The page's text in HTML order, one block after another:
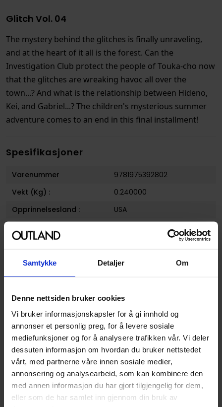
Samtykke Detaljer Om
Denne nettsiden bruker cookies
Vi bruker informasjonskapsler for å gi innhold og
annonser et personlig preg, for å levere sosiale
mediefunksjoner og for å analysere trafikken vår. Vi deler
dessuten informasjon om hvordan du bruker nettstedet
vårt, med partnerne våre innen sosiale medier,
annonsering og analysearbeid, som kan kombinere den
med annen informasjon du har gjort tilgjengelig for dem,
eller som de har samlet inn gjennom din bruk av
Glitch Vol. 04
The mystery behind the glitches is finally unraveling,
and at the heart of it all is the forest. Can the
Investigation Club protect the people of Touka-cho now
that the glitches are wreaking havoc all over the
town...? And what is the relationship between Hideno,
Kei, and Gabriel...? The children's mysterious summer
adventure comes to an end in this final installment!
Spesifikasjoner
Varenummer
9781975392802
Vekt (Kg) :
0.240000
Opprinnelsesland :
USA
Forfattere
Abigail Blackman ,Eleanor
Shima Shinya
Antall Sider
196
Utgiver
Yen Press
Lanseringsdato
(dd.mm.yyyy)
21.08.2024
Volum
4